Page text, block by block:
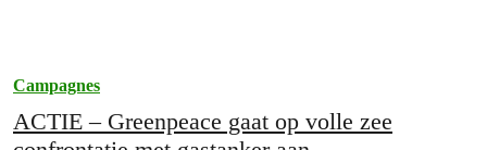
Campagnes
ACTIE – Greenpeace gaat op volle zee